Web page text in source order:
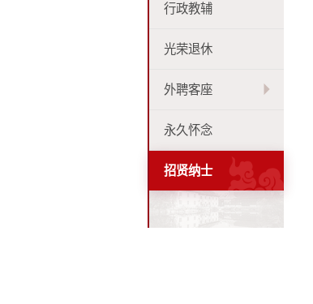
行政教辅
光荣退休
外聘客座
永久怀念
招贤纳士